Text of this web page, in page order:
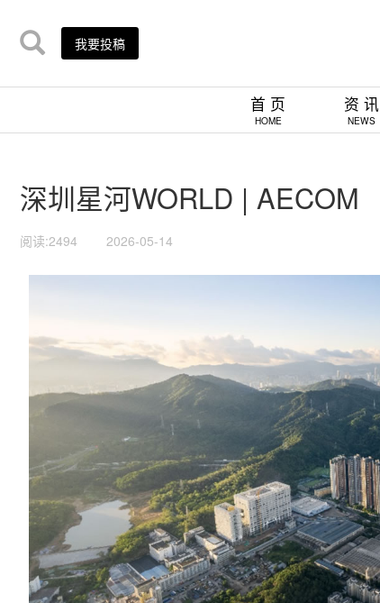
我要投稿
首 页
HOME
资 讯
NEWS
深圳星河WORLD | AECOM
阅读:2494 2026-05-14